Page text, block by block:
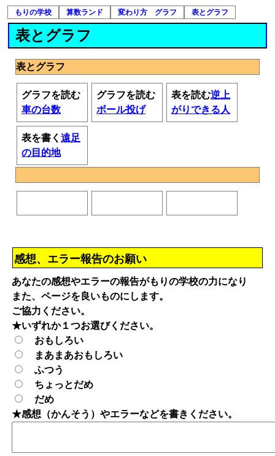
もりの学校 算数ランド 変わり方 グラフ 表とグラフ
表とグラフ
表とグラフ
グラフを読む
車の台数
グラフを読む
ボール投げ
表を読む逆上
がりできる人
表を書く 遠足
の目的地
感想、エラー報告のお願い
あなたの感想やエラーの報告がもりの学校の力になり
また、ページを良いものにします。
ご協力ください。
★いずれか１つお選びください。
おもしろい
まあまあおもしろい
ふつう
ちょっとだめ
だめ
★感想（かんそう）やエラーなどを書きください。